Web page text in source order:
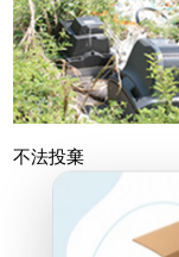
不法投棄